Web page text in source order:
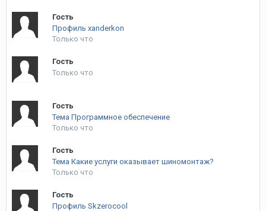
Гость
Профиль xanderkon
Только что
Гость
Только что
Гость
Тема Программное обеспечение
Только что
Гость
Тема Какие услуги оказывает шиномонтаж?
Только что
Гость
Профиль Skzerocool